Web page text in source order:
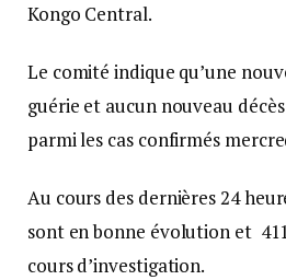
Kongo Central.
Le comité indique qu’une
guérie et aucun nouveau
parmi les cas confirmés
Au cours des dernières 24
sont en bonne évolution et
cours d’investigation.